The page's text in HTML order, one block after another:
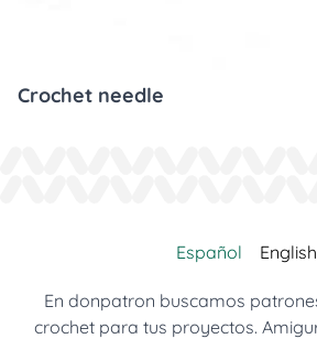
Crochet needle
Español English
En donpatron buscamos
crochet para tus proyectos.